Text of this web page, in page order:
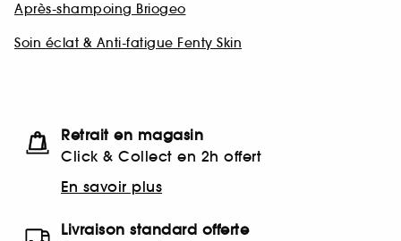
Après-shampoing Briogeo
Soin éclat & Anti-fatigue Fenty Skin
Retrait en magasin
Click & Collect en 2h offert
En savoir plus
Livraison standard offerte